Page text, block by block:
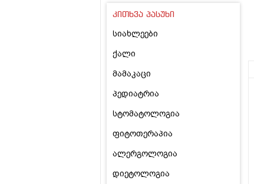
კითხვა პასუხი
სიახლეები
ქალი
მამაკაცი
პედიატრია
სტომატოლოგია
ფიტოთერაპია
ალერგოლოგია
დიეტოლოგია